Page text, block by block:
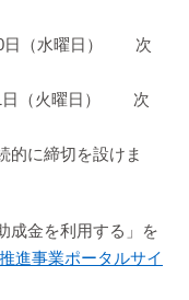
日（水曜日） 次
（火曜日） 次
的に締切を設けま
成金を利用する」を
進事業ポータルサイ